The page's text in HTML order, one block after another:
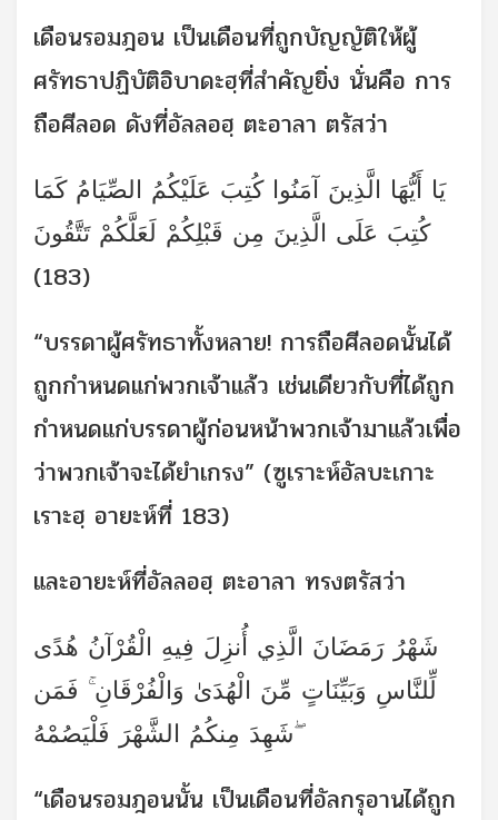
เดือนรอมฎอน เป็นเดือนที่ถูกบัญญัติให้ผู้
ศรัทธาปฏิบัติอิบาดะฮฺที่สำคัญยิ่ง นั่นคือ การ
ถือศีลอด ดังที่อัลลอฮฺ ตะอาลา ตรัสว่า
يَا أَيُّهَا الَّذِينَ آمَنُوا كُتِبَ عَلَيْكُمُ الصِّيَامُ كَمَا
كُتِبَ عَلَى الَّذِينَ مِن قَبْلِكُمْ لَعَلَّكُمْ تَتَّقُونَ
(183)
“บรรดาผู้ศรัทธาทั้งหลาย! การถือศีลอดนั้นได้
ถูกกำหนดแก่พวกเจ้าแล้ว เช่นเดียวกับที่ได้ถูก
กำหนดแก่บรรดาผู้ก่อนหน้าพวกเจ้ามาแล้วเพื่อ
ว่าพวกเจ้าจะได้ยำเกรง” (ซูเราะห์อัลบะเกาะ
เราะฮฺ อายะห์ที่ 183)
และอายะห์ที่อัลลอฮฺ ตะอาลา ทรงตรัสว่า
شَهْرُ رَمَضَانَ الَّذِي أُنزِلَ فِيهِ الْقُرْآنُ هُدًى
لِّلنَّاسِ وَبَيِّنَاتٍ مِّنَ الْهُدَىٰ وَالْفُرْقَانِ ۚ فَمَن
شَهِدَ مِنكُمُ الشَّهْرَ فَلْيَصُمْهُ ۖ
“เดือนรอมฎอนนั้น เป็นเดือนที่อัลกรุอานได้ถูก